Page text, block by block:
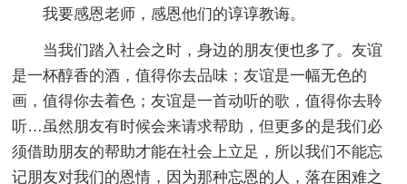
我要感恩老师，感恩他们的谆谆教诲。
当我们踏入社会之时，身边的朋友便也多了。友谊
是一杯醇香的酒，值得你去品味；友谊是一幅无色的
画，值得你去着色；友谊是一首动听的歌，值得你去聆
听…虽然朋友有时候会来请求帮助，但更多的是我们必
须借助朋友的帮助才能在社会上立足，所以我们不能忘
记朋友对我们的恩情，因为那种忘恩的人，落在困难之